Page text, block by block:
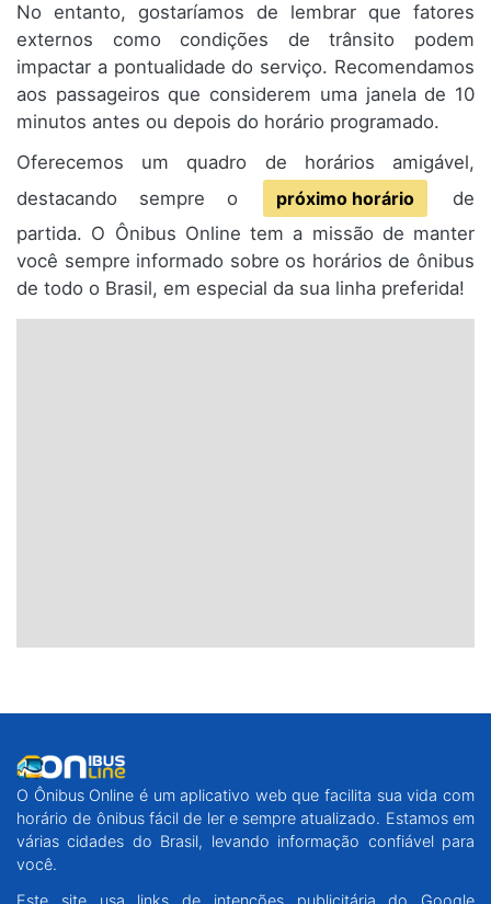
No entanto, gostaríamos de lembrar que fatores
externos como condições de trânsito podem
impactar a pontualidade do serviço. Recomendamos
aos passageiros que considerem uma janela de 10
minutos antes ou depois do horário programado.
Oferecemos um quadro de horários amigável,
destacando sempre o
próximo horário
de
partida. O Ônibus Online tem a missão de manter
você sempre informado sobre os horários de ônibus
de todo o Brasil, em especial da sua linha preferida!
O Ônibus Online é um aplicativo web que facilita sua vida com
horário de ônibus fácil de ler e sempre atualizado. Estamos em
várias cidades do Brasil, levando informação confiável para
você.